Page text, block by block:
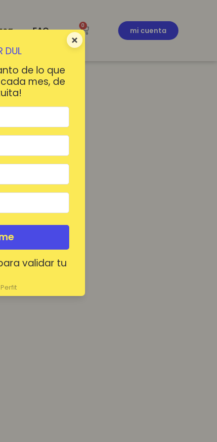
×
DUL
de lo que
cada mes, de
validar tu
FAQ 0
mi cuenta